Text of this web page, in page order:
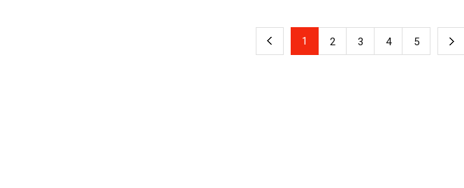
份预售订单足以证明，消费者对中国品牌存有顾虑，但对高性价比
费者信赖丧失，无疑是一个重大失误。他还补充称，品牌信任度下
GDP与剔除价格变动的GDP之比，综合反映一国包括进出口在内的价格变动总体水平。 韩
家第6位。【图片提供 韩联社】
总利润率指引低于预期，市场对其增长放缓表示担忧，股价开盘后
所不同。前一交易日，韩元兑美元汇率大幅上涨9.9韩元，收于1443韩元，显
上 1 2 3 4 5 下